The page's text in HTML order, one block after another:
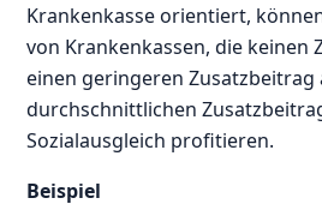
Krankenkasse orientiert,
von Krankenkassen, die keinen
einen geringeren Zusatzbeitrag
durchschnittlichen
Sozialausgleich profitieren.
Beispiel